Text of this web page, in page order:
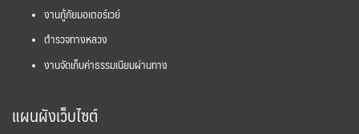
งานกู้ภัยมอเตอร์เวย์
ตำรวจทางหลวง
งานจัดเก็บค่าธรรมเนียมผ่านทาง
แผนผังเว็บไซต์